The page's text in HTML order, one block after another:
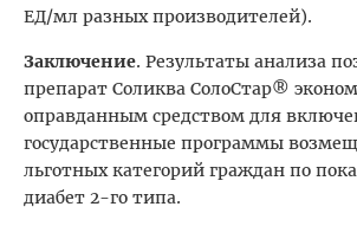
ЕД/мл разных производителей).
Заключение. Результаты анализа
препарат Соликва СолоСтар®
оправданным средством для
государственные программы
льготных категорий граждан по
диабет 2-го типа.